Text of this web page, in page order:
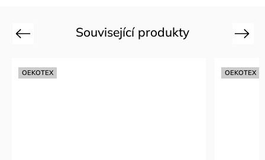
Související produkty
Previous
OEKOTEX OEKOTEX
Next